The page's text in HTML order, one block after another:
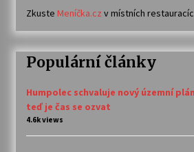
Zkuste Meníčka.cz v místních
Populární články
Humpolec schvaluje nový územní
teď je čas se ozvat
4.6k views